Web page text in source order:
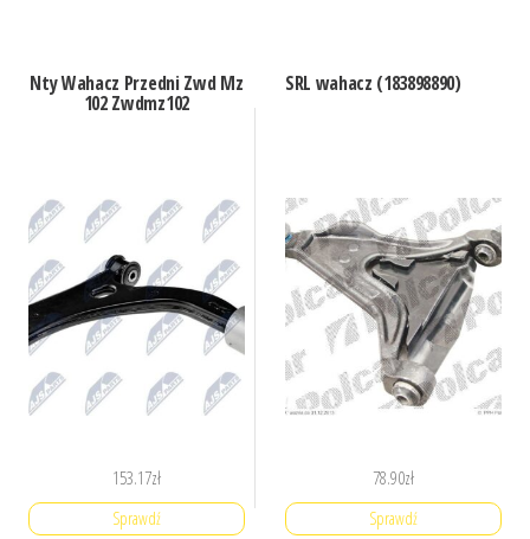
Nty Wahacz Przedni Zwd Mz
102 Zwdmz102
153.17zł
Sprawdź
SRL wahacz (183898890)
78.90zł
Sprawdź